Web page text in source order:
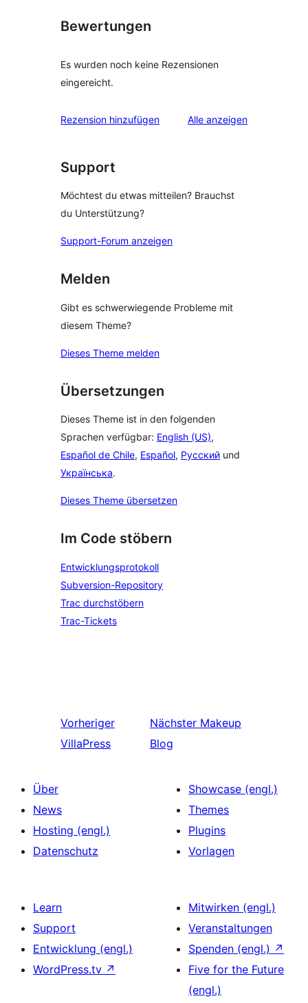
Bewertungen
Es wurden noch keine Rezensionen
eingereicht.
Rezension hinzufügen Alle Rezensionen
anzeigen
Support
Möchtest du etwas mitteilen? Brauchst
du Unterstützung?
Support-Forum anzeigen
Melden
Gibt es schwerwiegende Probleme mit
diesem Theme?
Dieses Theme melden
Übersetzungen
Dieses Theme ist in den folgenden
Sprachen verfügbar: English (US),
Español de Chile, Español, Русский und
Українська.
Dieses Theme übersetzen
Im Code stöbern
Entwicklungsprotokoll
Subversion-Repository
Trac durchstöbern
Trac-Tickets
Vorheriger
VillaPress
Nächster Makeup
Blog
Über
News
Hosting (engl.)
Datenschutz
Showcase (engl.)
Themes
Plugins
Vorlagen
Learn
Support
Entwicklung (engl.)
WordPress.tv ↗
Mitwirken (engl.)
Veranstaltungen
Spenden (engl.) ↗
Five for the Future
(engl.)